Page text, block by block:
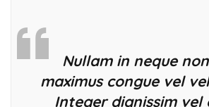
Nullam in neque
maximus congue vel
Integer dignissim vel